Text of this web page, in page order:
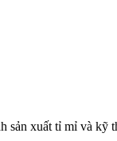
xuất tỉ mỉ và kỹ